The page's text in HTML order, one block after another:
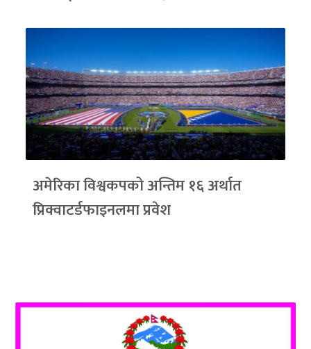
अमेरिका विश्वकपको अन्तिम १६ अर्थात
प्रिक्वाटर्डफाइनलमा प्रवेश